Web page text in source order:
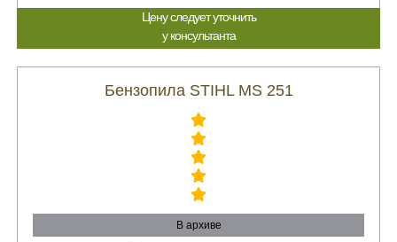
Цену следует уточнить
у консультанта
Бензопила STIHL MS 251
В архиве